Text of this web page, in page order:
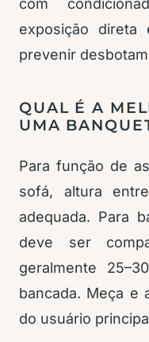
com
exposição direta
prevenir
QUAL É A
UMA
Para função de
sofá, altura
adequada. Para
deve ser
geralmente
bancada. Meça e
do usuário